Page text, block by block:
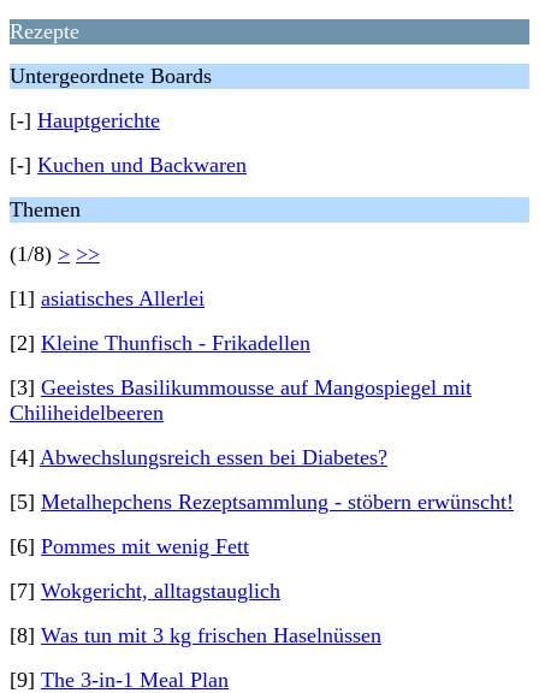
Rezepte
Untergeordnete Boards
[-] Hauptgerichte
[-] Kuchen und Backwaren
Themen
(1/8) > >>
[1] asiatisches Allerlei
[2] Kleine Thunfisch - Frikadellen
[3] Geeistes Basilikummousse auf Mangospiegel mit
Chiliheidelbeeren
[4] Abwechslungsreich essen bei Diabetes?
[5] Metalhepchens Rezeptsammlung - stöbern erwünscht!
[6] Pommes mit wenig Fett
[7] Wokgericht, alltagstauglich
[8] Was tun mit 3 kg frischen Haselnüssen
[9] The 3-in-1 Meal Plan